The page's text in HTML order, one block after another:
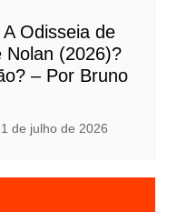
Odisseia de
Nolan (2026)?
– Por Bruno
de julho de 2026